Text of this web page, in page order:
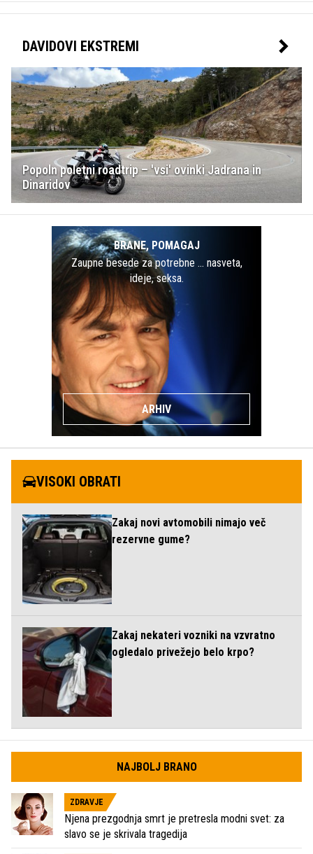
DAVIDOVI EKSTREMI
Popoln poletni roadtrip – 'vsi' ovinki Jadrana in
Dinaridov
BRANE, POMAGAJ
Zaupne besede za potrebne … nasveta,
ideje, seksa.
ARHIV
VISOKI OBRATI
Zakaj novi avtomobili nimajo več
rezervne gume?
Zakaj nekateri vozniki na vzvratno
ogledalo privežejo belo krpo?
NAJBOLJ BRANO
ZDRAVJE
Njena prezgodnja smrt je pretresla modni svet: za
slavo se je skrivala tragedija